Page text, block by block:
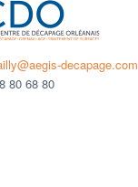
decapage.com
80 68 80